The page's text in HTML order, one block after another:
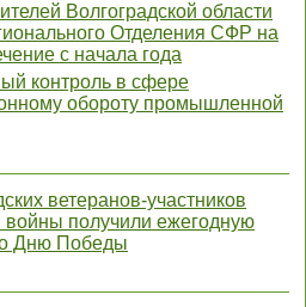
Волгоградской области
Отделения СФР на
с начала года
контроль в сфере
обороту промышленной
ветеранов-участников
войны получили ежегодную
Дню Победы